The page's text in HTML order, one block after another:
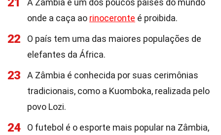
A Zâmbia é um dos poucos países do mundo
onde a caça ao rinoceronte é proibida.
22
O país tem uma das maiores populações de
elefantes da África.
23
A Zâmbia é conhecida por suas cerimônias
tradicionais, como a Kuomboka, realizada pelo
povo Lozi.
24
O futebol é o esporte mais popular na Zâmbia,